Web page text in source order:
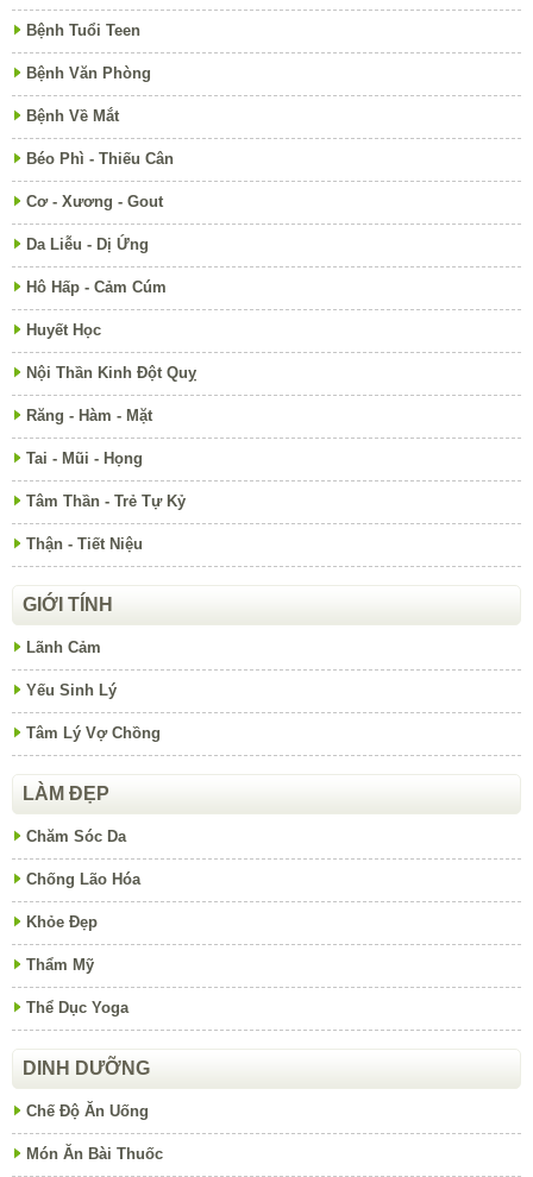
Bệnh Tuổi Teen
Bệnh Văn Phòng
Bệnh Về Mắt
Béo Phì - Thiếu Cân
Cơ - Xương - Gout
Da Liễu - Dị Ứng
Hô Hấp - Cảm Cúm
Huyết Học
Nội Thần Kinh Đột Quỵ
Răng - Hàm - Mặt
Tai - Mũi - Họng
Tâm Thần - Trẻ Tự Kỷ
Thận - Tiết Niệu
GIỚI TÍNH
Lãnh Cảm
Yếu Sinh Lý
Tâm Lý Vợ Chồng
LÀM ĐẸP
Chăm Sóc Da
Chống Lão Hóa
Khỏe Đẹp
Thẩm Mỹ
Thể Dục Yoga
DINH DƯỠNG
Chế Độ Ăn Uống
Món Ăn Bài Thuốc